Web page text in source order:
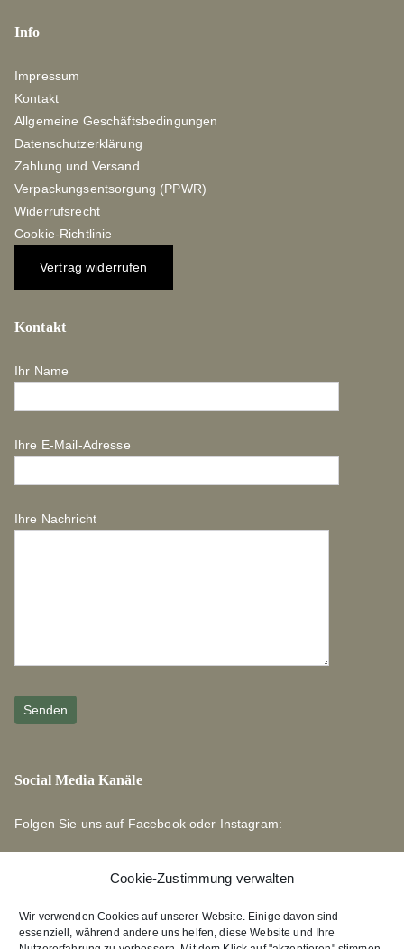
Cookie-Zustimmung verwalten
Wir verwenden Cookies auf unserer Website. Einige davon sind
essenziell, während andere uns helfen, diese Website und Ihre
Info
Impressum
Kontakt
Allgemeine Geschäftsbedingungen
Datenschutzerklärung
Zahlung und Versand
Verpackungsentsorgung (PPWR)
Widerrufsrecht
Cookie-Richtlinie
Vertrag widerrufen
Kontakt
Ihr Name
Ihre E-Mail-Adresse
Ihre Nachricht
Social Media Kanäle
Folgen Sie uns auf Facebook oder Instagram:
Links zu unseren Partnerverlagen